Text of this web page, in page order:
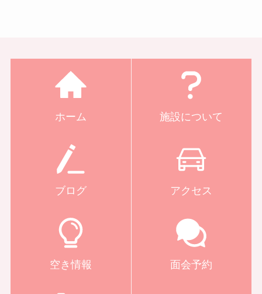
ホーム 施設について
ブログ アクセス
空き情報 面会予約